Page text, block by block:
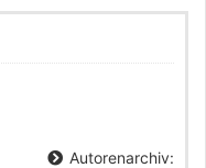
Autorenarchiv: